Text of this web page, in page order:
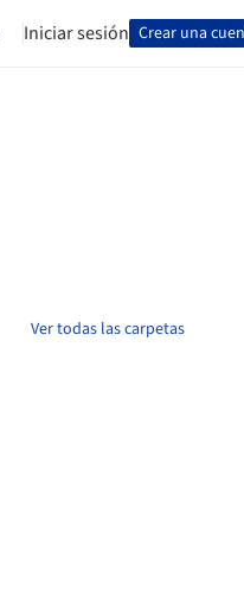
Iniciar sesión Crear una
Ver todas las carpetas